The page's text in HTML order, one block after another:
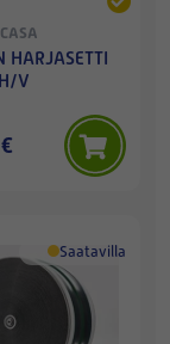
HARJASETTI
V
Saatavilla